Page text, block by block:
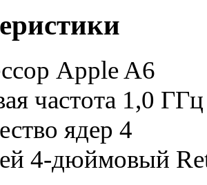
Apple A6
частота 1,0 ГГц
ядер 4
4-дюймовый